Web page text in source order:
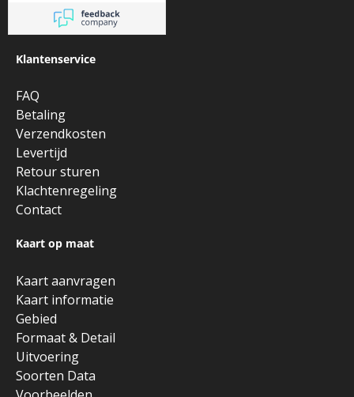
Klantenservice
FAQ
Betaling
Verzendkosten
Levertijd
Retour sturen
Klachtenregeling
Contact
Kaart op maat
Kaart aanvragen
Kaart informatie
Gebied
Formaat & Detail
Uitvoering
Soorten Data